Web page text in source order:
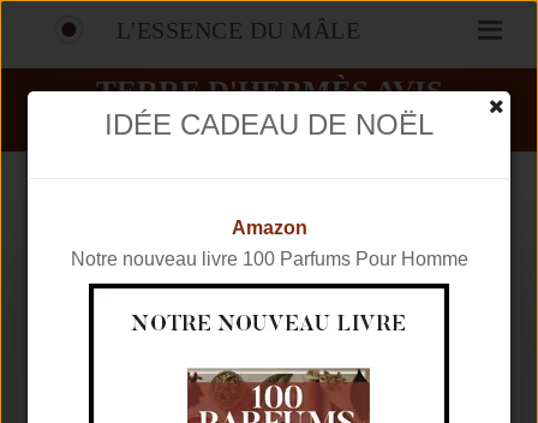
L'ESSENCE DU MÂLE
TERRE D'HERMÈS AVIS
PARFUMS HERMÈS TERRE D'HERMÈS
IDÉE CADEAU DE NOËL
Amazon
Notre nouveau livre 100 Parfums Pour Homme